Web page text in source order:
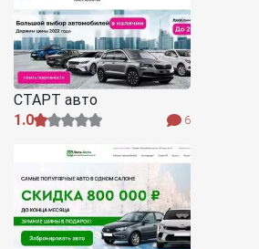
СТАРТ авто
1.0
6